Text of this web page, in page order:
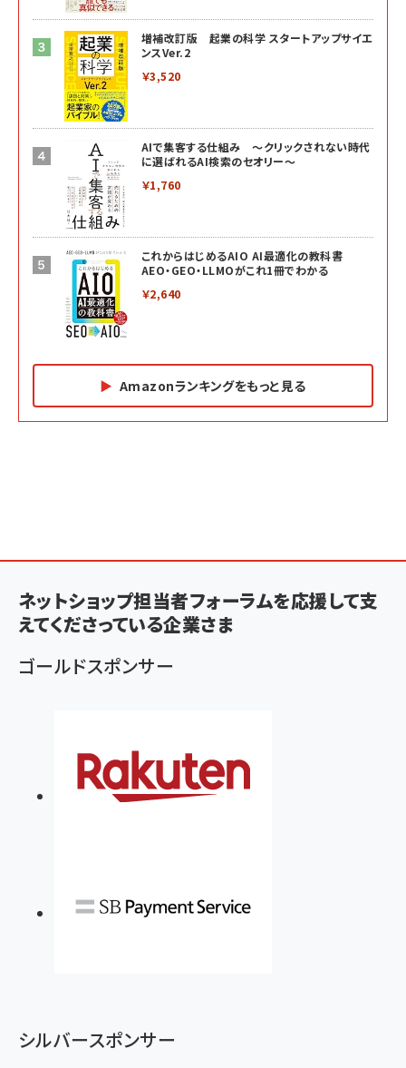
増補改訂版 起業の科学 スタートアップサイエ
ンスVer.2
￥3,520
AIで集客する仕組み ～クリックされない時代
に選ばれるAI検索のセオリー～
￥1,760
これからはじめるAIO AI最適化の教科書
AEO・GEO・LLMOがこれ1冊でわかる
￥2,640
Amazonランキングをもっと見る
￥1,980
￥1,815
￥2,420
マーケティングの真実 P&G・グリコで学んだ失敗
Amazonランキングをもっと見る
スペシャルエディション[王道エンタメの矜持／
BTS]
￥1,100
anan(アンアン)2026/07/08号 No.2502[2026
ママ投資家が育休中に１億貯めた株式投資
￥1,870
Amazonランキングをもっと見る
￥2,200
￥2,750
￥3,190
フィードバック経営 「沈黙の組織」から「高め合う
Amazonランキングをもっと見る
ネットショップ担当者フォーラムを応援して支
えてくださっている企業さま
ゴールドスポンサー
シルバースポンサー